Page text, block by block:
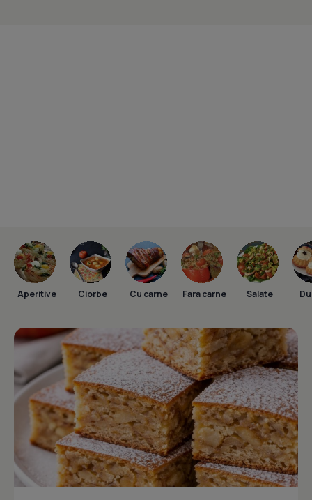
Aperitive Ciorbe Cu carne Fara carne Salate